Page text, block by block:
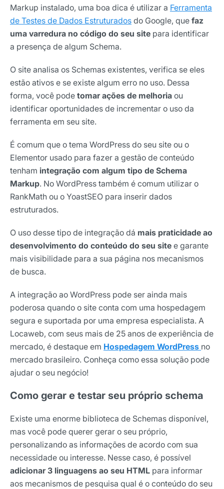
Markup instalado, uma boa dica é utilizar a Ferramenta
de Testes de Dados Estruturados do Google, que faz
uma varredura no código do seu site para identificar
a presença de algum Schema.
O site analisa os Schemas existentes, verifica se eles
estão ativos e se existe algum erro no uso. Dessa
forma, você pode tomar ações de melhoria ou
identificar oportunidades de incrementar o uso da
ferramenta em seu site.
É comum que o tema WordPress do seu site ou o
Elementor usado para fazer a gestão de conteúdo
tenham integração com algum tipo de Schema
Markup. No WordPress também é comum utilizar o
RankMath ou o YoastSEO para inserir dados
estruturados.
O uso desse tipo de integração dá mais praticidade ao
desenvolvimento do conteúdo do seu site e garante
mais visibilidade para a sua página nos mecanismos
de busca.
A integração ao WordPress pode ser ainda mais
poderosa quando o site conta com uma hospedagem
segura e suportada por uma empresa especialista. A
Locaweb, com seus mais de 25 anos de experiência de
mercado, é destaque em Hospedagem WordPress no
mercado brasileiro. Conheça como essa solução pode
ajudar o seu negócio!
Como gerar e testar seu próprio schema
Existe uma enorme biblioteca de Schemas disponível,
mas você pode querer gerar o seu próprio,
personalizando as informações de acordo com sua
necessidade ou interesse. Nesse caso, é possível
adicionar 3 linguagens ao seu HTML para informar
aos mecanismos de pesquisa qual é o conteúdo do seu